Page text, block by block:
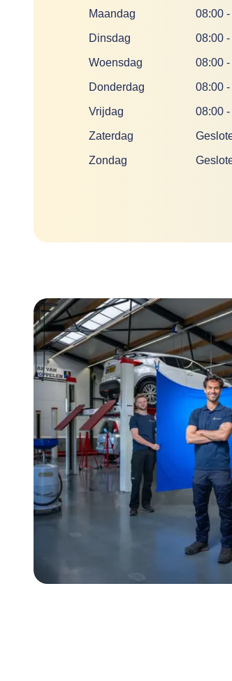
DagTijd
Maandag 08:00 -
Dinsdag 08:00 -
Woensdag 08:00 -
Donderdag 08:00 -
Vrijdag 08:00 -
Zaterdag
Zondag